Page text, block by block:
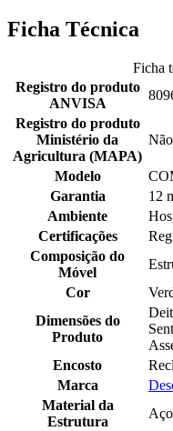
Ficha Técnica
Ficha
Registro do produto
ANVISA
Registro do produto
Ministério da
Agricultura (MAPA)
Modelo
Garantia
12
Ambiente
Certificações
Composição do
Móvel
Cor
Dimensões do
Produto
Encosto
Marca
Material da
Estrutura